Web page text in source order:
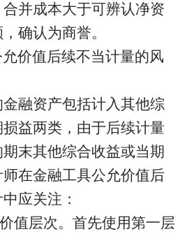
并成本大于可辨认净资
确认为商誉。
价值后续不当计量的风
融资产包括计入其他综
益两类，由于后续计量
末其他综合收益或当期
在金融工具公允价值后
应关注：
值层次。首先使用第一层